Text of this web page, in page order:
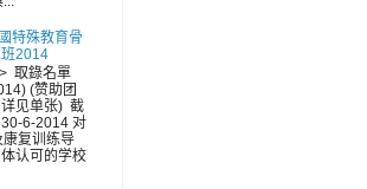
特殊教育骨
2014
取錄名單
(赞助团
见单张) 截
6-2014 对
复训练导
认可的学校